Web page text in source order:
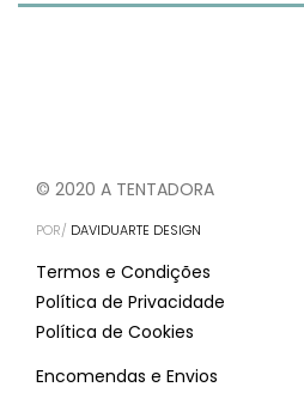
© 2020 A TENTADORA
POR/ DAVIDUARTE DESIGN
Termos e Condições
Política de Privacidade
Política de Cookies
Encomendas e Envios